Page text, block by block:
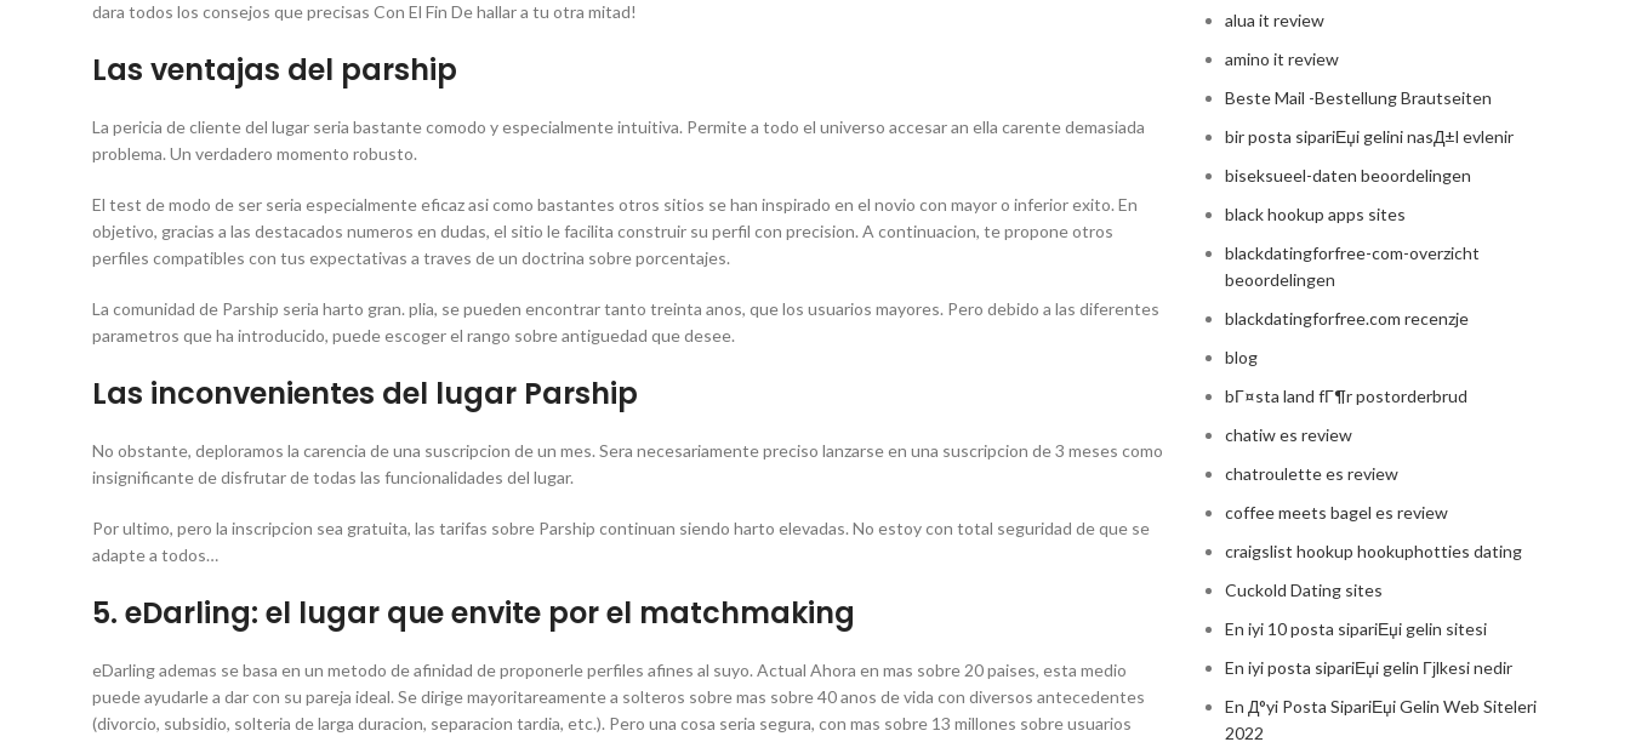
dara todos los consejos que precisas Con El Fin De hallar a tu otra mitad!
Las ventajas del parship
La pericia de cliente del lugar seri­a bastante comodo y especialmente intuitiva. Permite a todo el universo accesar an ella carente demasiada
problema. Un verdadero momento robusto.
El test de modo de ser seri­a especialmente eficaz asi­ como bastantes otros sitios se han inspirado en el novio con mayor o inferior exito. En
objetivo, gracias a las destacados numeros en dudas, el sitio le facilita construir su perfil con precision. A continuacion, te propone otros
perfiles compatibles con tus expectativas a traves de un doctrina sobre porcentajes.
La comunidad de Parship seri­a harto gran. plia, se pueden encontrar tanto treinta anos, que los usuarios mayores. Pero debido a las diferentes
parametros que ha introducido, puede escoger el rango sobre antiguedad que desee.
Las inconvenientes del lugar Parship
No obstante, deploramos la carencia de una suscripcion de un mes. Sera necesariamente preciso lanzarse en una suscripcion de 3 meses como
insignificante de disfrutar de todas las funcionalidades del lugar.
Por ultimo, pero la inscripcion sea gratuita, las tarifas sobre Parship continuan siendo harto elevadas. No estoy con total seguridad de que se
adapte a todos…
5. eDarling: el lugar que envite por el matchmaking
eDarling ademas se basa en un metodo de afinidad de proponerle perfiles afines al suyo. Actual Ahora en mas sobre 20 paises, esta medio
puede ayudarle a dar con su pareja ideal. Se dirige mayoritareamente a solteros sobre mas sobre 40 anos de vida con diversos antecedentes
(divorcio, subsidio, solteria de larga duracion, separacion tardia, etc.). Pero una cosa seri­a segura, con mas sobre 13 millones sobre usuarios
alua it review
amino it review
Beste Mail -Bestellung Brautseiten
bir posta sipariЕџi gelini nasД±l evlenir
biseksueel-daten beoordelingen
black hookup apps sites
blackdatingforfree-com-overzicht
beoordelingen
blackdatingforfree.com recenzje
blog
bГ¤sta land fГ¶r postorderbrud
chatiw es review
chatroulette es review
coffee meets bagel es review
craigslist hookup hookuphotties dating
Cuckold Dating sites
En iyi 10 posta sipariЕџi gelin sitesi
En iyi posta sipariЕџi gelin Гјlkesi nedir
En Д°yi Posta SipariЕџi Gelin Web Siteleri
2022